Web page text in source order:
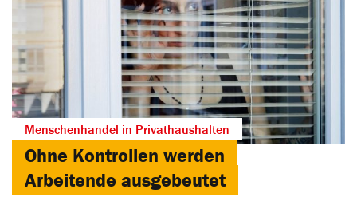
Menschenhandel in Privathaushalten
Ohne Kontrollen werden
Arbeitende ausgebeutet